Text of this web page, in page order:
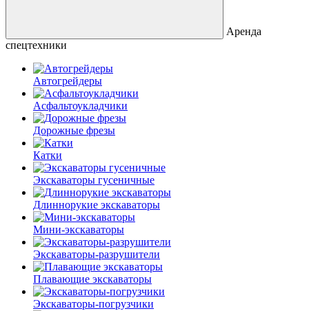
Аренда
спецтехники
Автогрейдеры
Асфальто­укладчики
Дорожные фрезы
Катки
Экскаваторы гусеничные
Длиннорукие экскаваторы
Мини-экскаваторы
Экскаваторы-разрушители
Плавающие экскаваторы
Экскаваторы-погрузчики